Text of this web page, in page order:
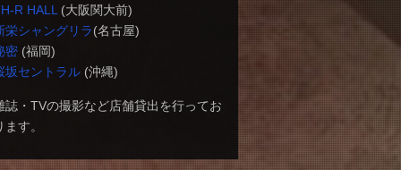
R HALL (大阪関大前)
栄シャングリラ(名古屋)
密(福岡)
坂セントラル(沖縄)
誌・TVの撮影など店舗貸出を行ってお
ます。